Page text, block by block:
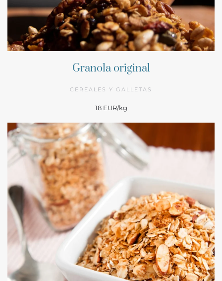
Granola original
CEREALES Y GALLETAS
18 EUR/kg